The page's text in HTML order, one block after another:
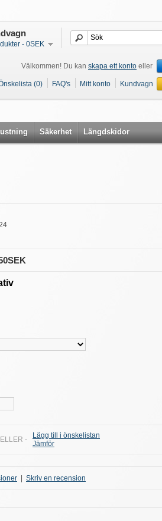
- 0SEK
Välkommen! Du kan skapa ett konto eller
(0) FAQ's Mitt konto Kundvagn
Säkerhet Längdskidor
-
Lägg till i önskelistan
Jämför
Skriv en recension